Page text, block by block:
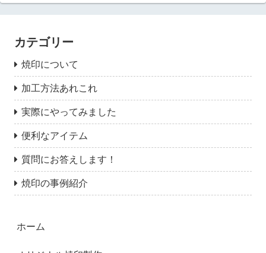
カテゴリー
焼印について
加工方法あれこれ
実際にやってみました
便利なアイテム
質問にお答えします！
焼印の事例紹介
ホーム